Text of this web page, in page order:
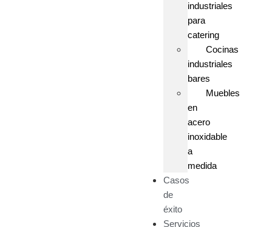
industriales
para
catering
Cocinas
industriales
bares
Muebles
en
acero
inoxidable
a
medida
Casos
de
éxito
Servicios